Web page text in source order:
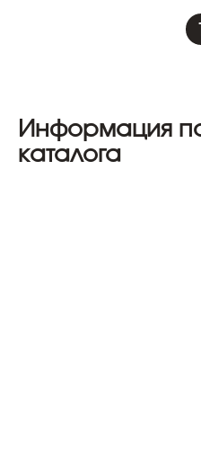
Информация
каталога